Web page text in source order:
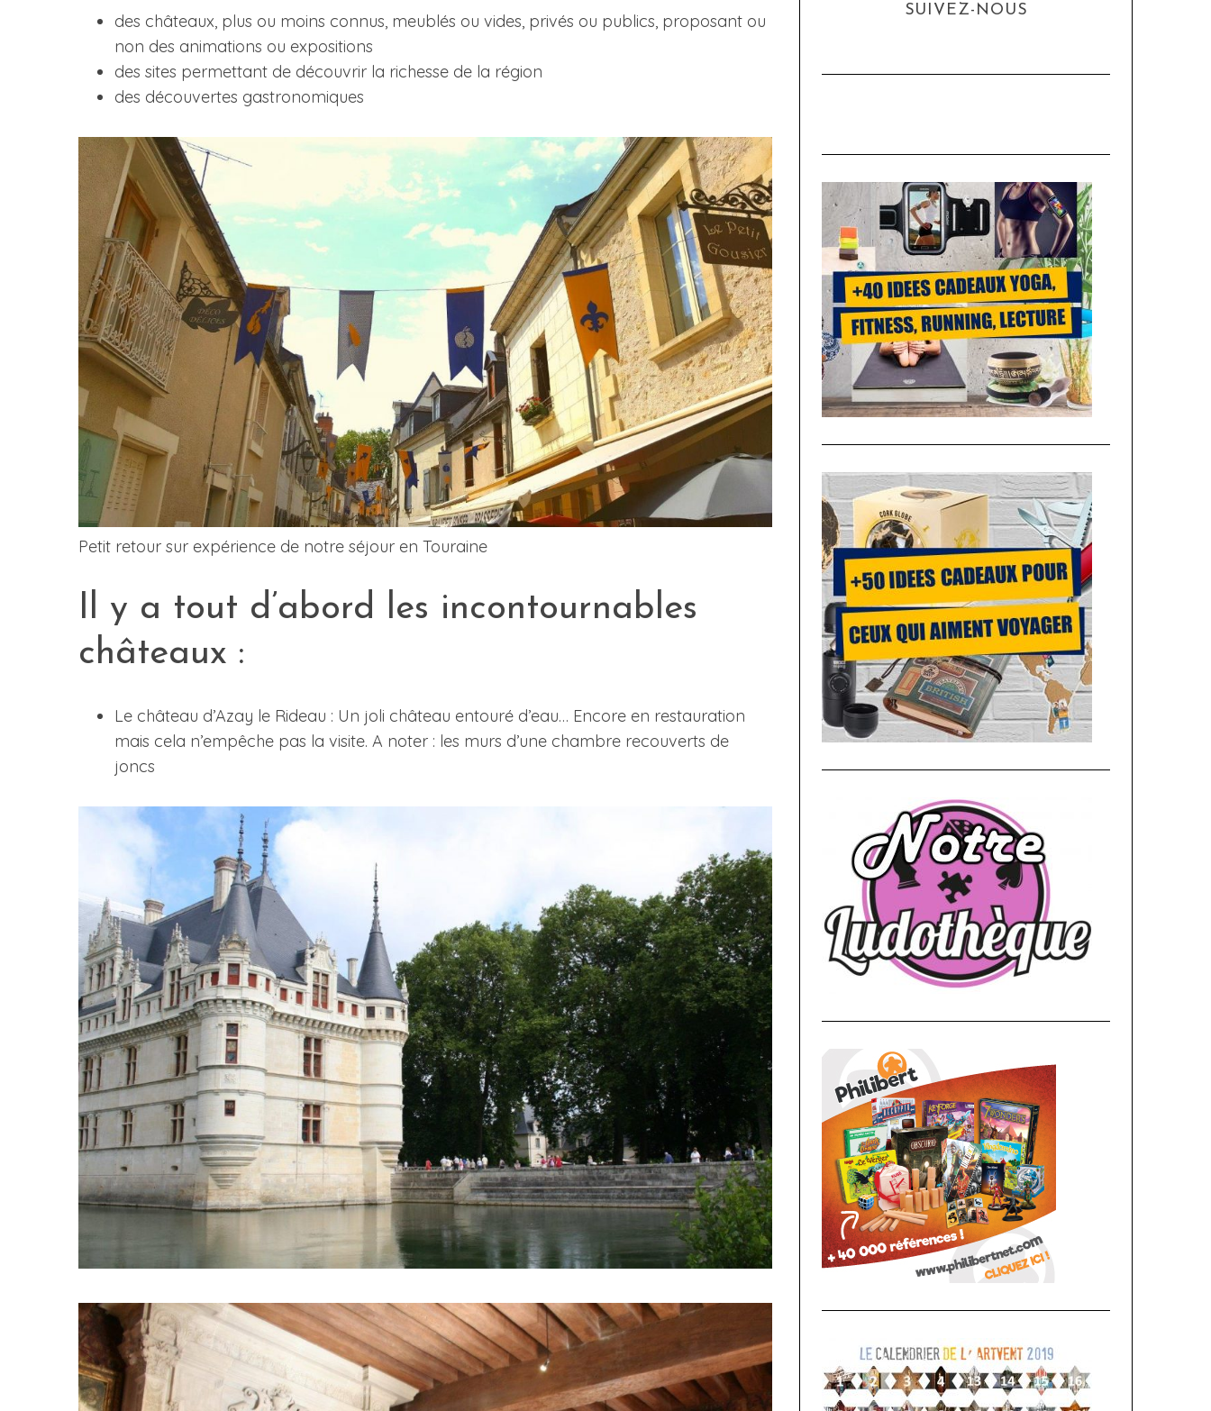
des châteaux, plus ou moins connus, meublés ou vides, privés ou publics, proposant ou
non des animations ou expositions
des sites permettant de découvrir la richesse de la région
des découvertes gastronomiques
Petit retour sur expérience de notre séjour en Touraine
Il y a tout d’abord les incontournables
châteaux :
Le château d’Azay le Rideau : Un joli château entouré d’eau… Encore en restauration
mais cela n’empêche pas la visite. A noter : les murs d’une chambre recouverts de
joncs
SUIVEZ-NOUS
o
r
: